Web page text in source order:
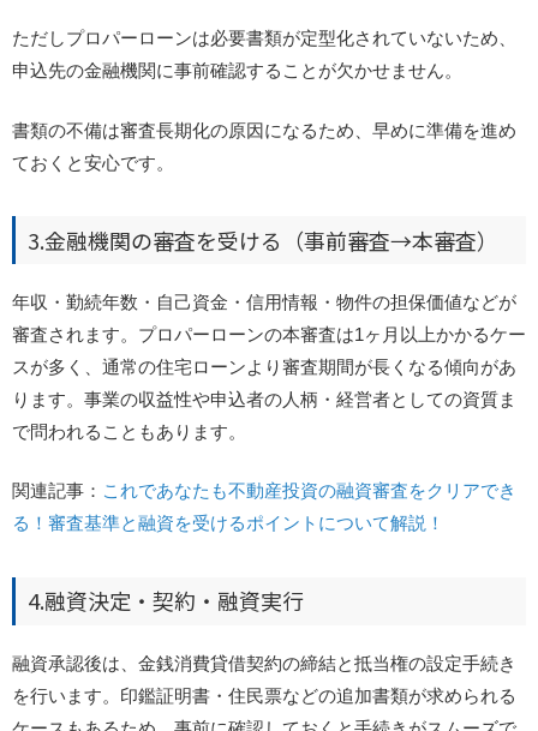
ただしプロパーローンは必要書類が定型化されていないため、
申込先の金融機関に事前確認することが欠かせません。
書類の不備は審査長期化の原因になるため、早めに準備を進め
ておくと安心です。
3.金融機関の審査を受ける（事前審査→本審査）
年収・勤続年数・自己資金・信用情報・物件の担保価値などが
審査されます。 プロパーローンの本審査は1ヶ月以上かかるケー
スが多く、通常の住宅ローンより審査期間が長くなる傾向があ
ります。事業の収益性や申込者の人柄・経営者としての資質ま
で問われることもあります。
関連記事： これであなたも不動産投資の融資審査をクリアでき
る！審査基準と融資を受けるポイントについて解説！
4.融資決定・契約・融資実行
融資承認後は、金銭消費貸借契約の締結と抵当権の設定手続き
を行います。 印鑑証明書・住民票などの追加書類が求められる